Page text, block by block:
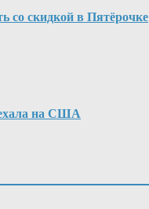
со скидкой в Пятёрочке
на США